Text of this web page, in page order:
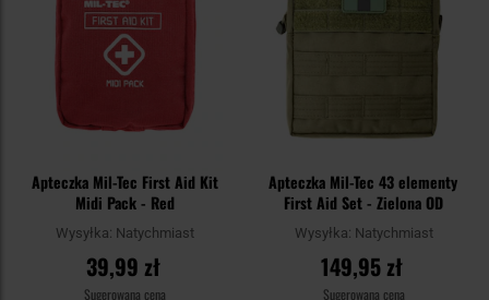
Apteczka Mil-Tec First Aid Kit
Midi Pack - Red
Wysyłka: Natychmiast
39,99 zł
Sugerowana cena
Apteczka Mil-Tec 43 elementy
First Aid Set - Zielona OD
Wysyłka: Natychmiast
149,95 zł
Sugerowana cena